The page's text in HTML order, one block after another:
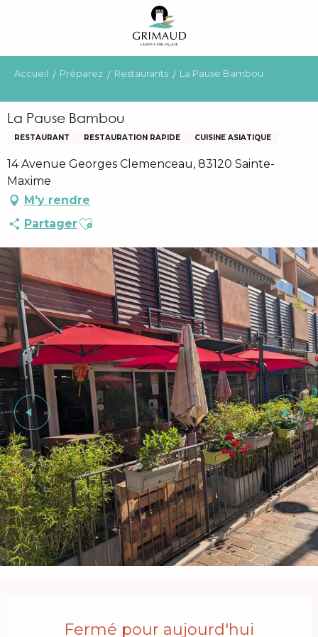
principal
Accueil Préparez Restaurants La Pause Bambou
La Pause Bambou
RESTAURANT RESTAURATION RAPIDE CUISINE ASIATIQUE
14 Avenue Georges Clemenceau, 83120 Sainte-
Maxime
M'y rendre
PartagerAjouter aux favoris
Fermé pour aujourd'hui